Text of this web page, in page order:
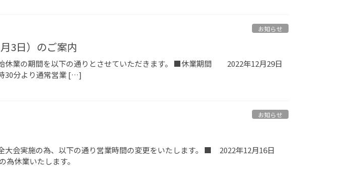
お知らせ
3日）のご案内
休業の期間を以下の通りとさせていただきます。 ■休業期間 2022年12月29日
30分より通常営業 […]
お知らせ
大会実施の為、以下の通り営業時間の変更をいたします。 ■ 2022年12月16日
休業いたします。